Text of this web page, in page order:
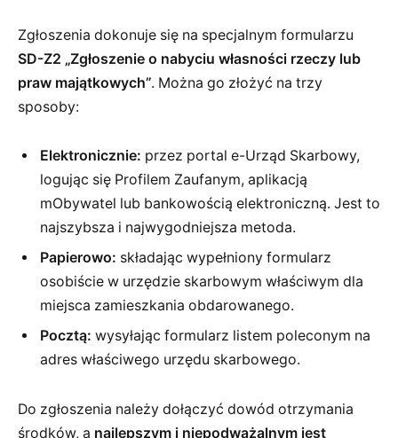
Zgłoszenia dokonuje się na specjalnym formularzu
SD-Z2 „Zgłoszenie o nabyciu własności rzeczy lub
praw majątkowych”. Można go złożyć na trzy
sposoby:
Elektronicznie: przez portal e-Urząd Skarbowy,
logując się Profilem Zaufanym, aplikacją
mObywatel lub bankowością elektroniczną. Jest to
najszybsza i najwygodniejsza metoda.
Papierowo: składając wypełniony formularz
osobiście w urzędzie skarbowym właściwym dla
miejsca zamieszkania obdarowanego.
Pocztą: wysyłając formularz listem poleconym na
adres właściwego urzędu skarbowego.
Do zgłoszenia należy dołączyć dowód otrzymania
środków, a najlepszym i niepodważalnym jest